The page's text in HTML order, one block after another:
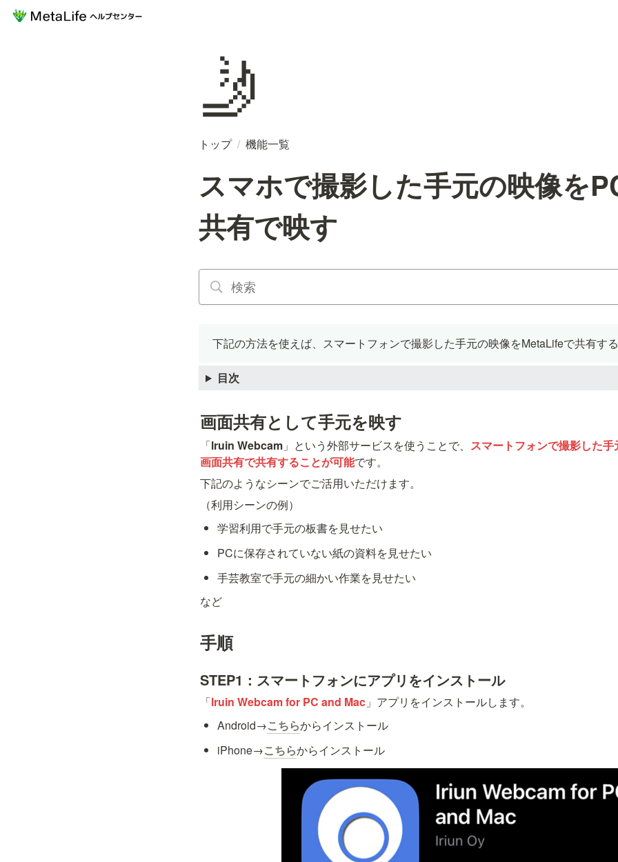
🤳
トップ / 機能一覧
スマホで撮影した手元の映像を
共有で映す
下記の方法を使えば、スマートフォンで撮影した手元の映像をMetaLifeで共有する
目次
画面共有として手元を映す
「lruin Webcam 」という外部サービスを使うことで、 スマートフォンで撮影した
画面共有で共有することが可能です。
下記のようなシーンでご活用いただけます。
（利用シーンの例）
学習利用で手元の板書を見せたい
PCに保存されていない紙の資料を見せたい
手芸教室で手元の細かい作業を見せたい
など
手順
STEP1：スマートフォンにアプリをインストール
「lruin Webcam for PC and Mac 」アプリをインストールします。
Android→こちらからインストール
iPhone→こちらからインストール